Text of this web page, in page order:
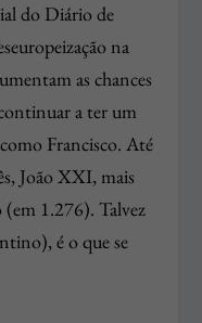
do Diário de
na
as chances
a ter um
Francisco. Até
João XXI, mais
1.276). Talvez
é o que se